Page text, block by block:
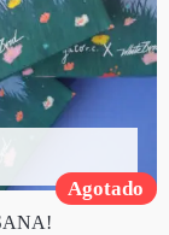
Agotado